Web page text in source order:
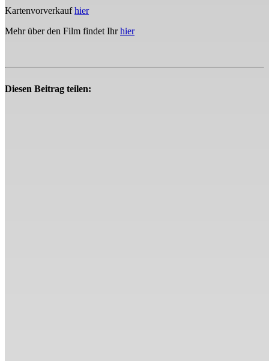
Kartenvorverkaufhier
Mehr über den Film findet Ihrhier
Diesen Beitrag teilen: